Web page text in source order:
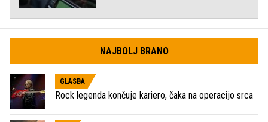
NAJBOLJ BRANO
GLASBA
Rock legenda končuje kariero, čaka na operacijo srca